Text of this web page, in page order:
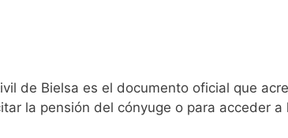
de Bielsa es el documento oficial que
la pensión del cónyuge o para acceder a